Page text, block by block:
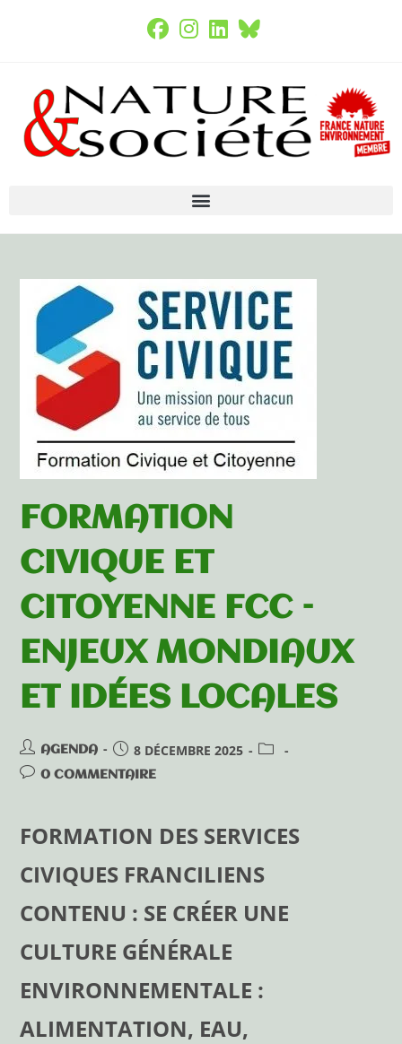
FORMATION
CIVIQUE ET
CITOYENNE FCC –
ENJEUX MONDIAUX
ET IDÉES LOCALES
AGENDA 8 DÉCEMBRE 2025
0 COMMENTAIRE
FORMATION DES SERVICES
CIVIQUES FRANCILIENS
CONTENU : SE CRÉER UNE
CULTURE GÉNÉRALE
ENVIRONNEMENTALE :
ALIMENTATION, EAU,